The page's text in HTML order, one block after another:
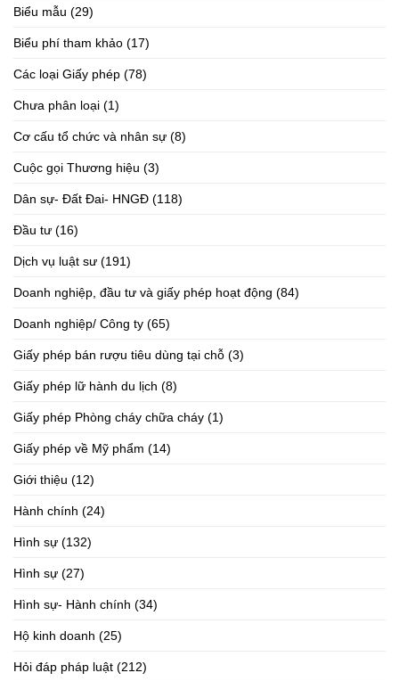
Biểu mẫu (29)
Biểu phí tham khảo (17)
Các loại Giấy phép (78)
Chưa phân loại (1)
Cơ cấu tổ chức và nhân sự (8)
Cuộc gọi Thương hiệu (3)
Dân sự- Đất Đai- HNGĐ (118)
Đầu tư (16)
Dịch vụ luật sư (191)
Doanh nghiệp, đầu tư và giấy phép hoạt động (84)
Doanh nghiệp/ Công ty (65)
Giấy phép bán rượu tiêu dùng tại chỗ (3)
Giấy phép lữ hành du lịch (8)
Giấy phép Phòng cháy chữa cháy (1)
Giấy phép về Mỹ phẩm (14)
Giới thiệu (12)
Hành chính (24)
Hình sự (132)
Hình sự (27)
Hình sự- Hành chính (34)
Hộ kinh doanh (25)
Hỏi đáp pháp luật (212)